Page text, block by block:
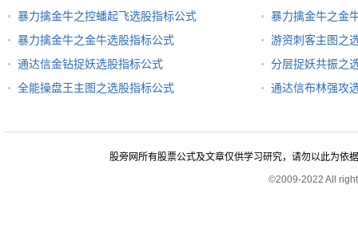
暴力擒金牛之控蟠起飞选股指标公式
暴力擒金牛之金
暴力擒金牛之金牛选股指标公式
游资刺客主图之
通达信金钻捉妖选股指标公式
分层捉妖共振之
全能操盘王主图之选股指标公式
通达信布林强攻
股旁网所有股票公式及文章仅供学习研究，请勿以此为依
©2009-2022 All